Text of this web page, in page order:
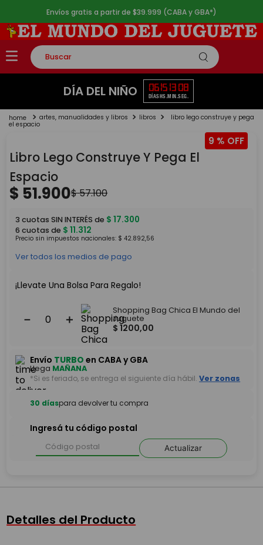
Envíos gratis a partir de $39.999 (CABA y GBA*)
Buscar
TÉRMINOS MÁS BUSCADOS
2.
lego
4.
monopatin
5. toy story
DÍA DEL NIÑO 06
DÍAS
15
HS.
13
MIN.
08
SEG.
artes, manualidades y libros libros libro lego construye y pega
el espacio
9 %
Libro Lego Construye Y Pega El
Espacio
$ 51.900$57.100
3 cuotas SIN INTERÉS de $ 17.300
6 cuotas de $ 11.312
Precio sin impuestos nacionales: $ 42.892,56
Ver todos los medios de pago
¡Llevate Una Bolsa Para Regalo!
＋
－
Shopping Bag Chica El Mundo del
Juguete
$ 1200,00
Envío TURBO en CABA y GBA
Llega MAÑANA
*Si es feriado, se entrega el siguiente día hábil. Ver zonas
30 díaspara devolver tu compra
Ingresá tu código postal
Actualizar
Detalles del Producto